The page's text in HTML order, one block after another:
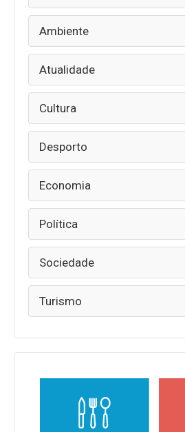
Ambiente
Atualidade
Cultura
Desporto
Economia
Política
Sociedade
Turismo